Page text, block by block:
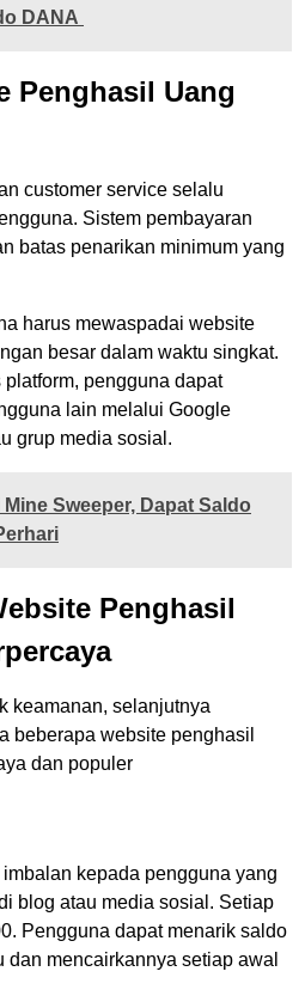
DANA
Penghasil Uang
customer service selalu
Sistem pembayaran
batas penarikan minimum yang
harus mewaspadai website
besar dalam waktu singkat.
pengguna dapat
lain melalui Google
grup media sosial.
Sweeper, Dapat Saldo
Penghasil
keamanan, selanjutnya
beberapa website penghasil
dan populer
kepada pengguna yang
blog atau media sosial. Setiap
Pengguna dapat menarik saldo
mencairkannya setiap awal